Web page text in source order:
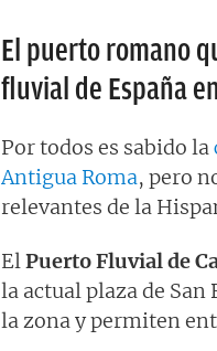
El puerto romano
fluvial de España
Por todos es sabido la
Antigua Roma, pero
relevantes de la
ElPuerto Fluvial de
la actual plaza de San
la zona y permiten